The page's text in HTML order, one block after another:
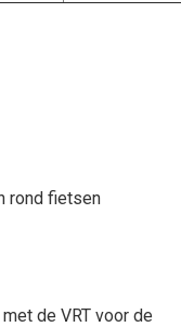
rond fietsen
de VRT voor de